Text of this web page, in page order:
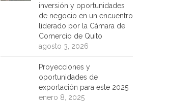
inversión y oportunidades
de negocio en un encuentro
liderado por la Cámara de
Comercio de Quito
agosto 3, 2026
Proyecciones y
oportunidades de
exportación para este 2025
enero 8, 2025